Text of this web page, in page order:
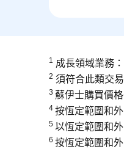
1 成長領域業務
2 須符合此類交
3 蘇伊士購買價
4 按恆定範圍和
5 以恆定範圍和
6 按恆定範圍和